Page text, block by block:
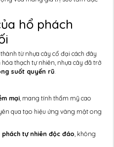
hổ phách
từ nhựa cây cổ đại cách đây
thạch tự nhiên, nhựa cây đã trở
suốt quyến rũ
mại , mang tính thẩm mỹ cao
qua tạo hiệu ứng vàng mật ong
phách tự nhiên độc đáo , không